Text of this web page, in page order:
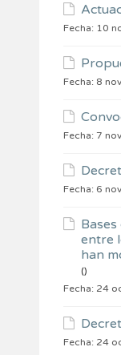
Fecha: 10
Fecha: 8
Fecha: 7
Fecha: 6
entre
han
()
Fecha: 24
Fecha: 24